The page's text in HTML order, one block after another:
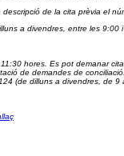
de la cita prèvia el
a divendres, entre les 9:00
hores. Es pot demanar
de demandes de
(de dilluns a divendres, de 9